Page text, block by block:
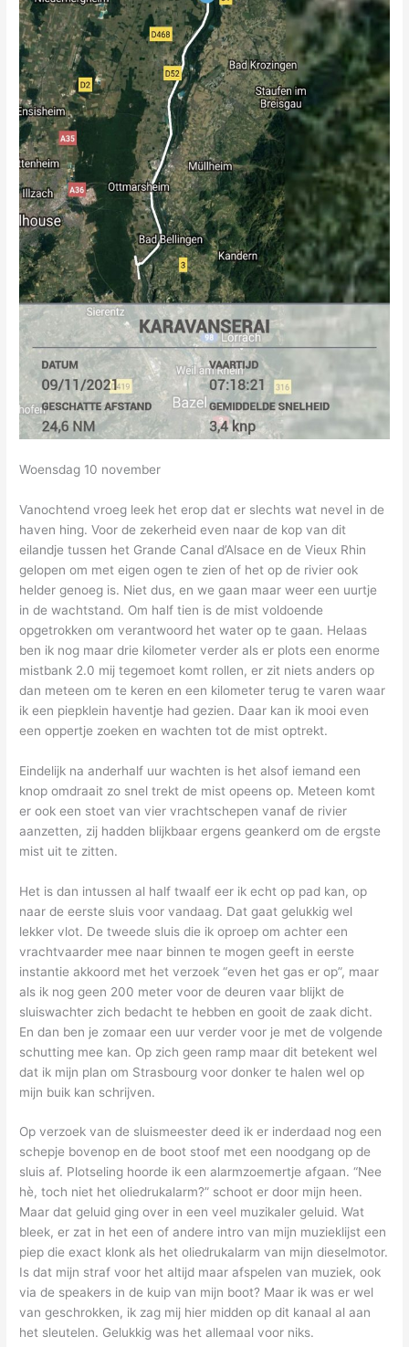
Woensdag 10 november
Vanochtend vroeg leek het erop dat er slechts wat nevel in de
haven hing. Voor de zekerheid even naar de kop van dit
eilandje tussen het Grande Canal d’Alsace en de Vieux Rhin
gelopen om met eigen ogen te zien of het op de rivier ook
helder genoeg is. Niet dus, en we gaan maar weer een uurtje
in de wachtstand. Om half tien is de mist voldoende
opgetrokken om verantwoord het water op te gaan. Helaas
ben ik nog maar drie kilometer verder als er plots een enorme
mistbank 2.0 mij tegemoet komt rollen, er zit niets anders op
dan meteen om te keren en een kilometer terug te varen waar
ik een piepklein haventje had gezien. Daar kan ik mooi even
een oppertje zoeken en wachten tot de mist optrekt.
Eindelijk na anderhalf uur wachten is het alsof iemand een
knop omdraait zo snel trekt de mist opeens op. Meteen komt
er ook een stoet van vier vrachtschepen vanaf de rivier
aanzetten, zij hadden blijkbaar ergens geankerd om de ergste
mist uit te zitten.
Het is dan intussen al half twaalf eer ik echt op pad kan, op
naar de eerste sluis voor vandaag. Dat gaat gelukkig wel
lekker vlot. De tweede sluis die ik oproep om achter een
vrachtvaarder mee naar binnen te mogen geeft in eerste
instantie akkoord met het verzoek “even het gas er op”, maar
als ik nog geen 200 meter voor de deuren vaar blijkt de
sluiswachter zich bedacht te hebben en gooit de zaak dicht.
En dan ben je zomaar een uur verder voor je met de volgende
schutting mee kan. Op zich geen ramp maar dit betekent wel
dat ik mijn plan om Strasbourg voor donker te halen wel op
mijn buik kan schrijven.
Op verzoek van de sluismeester deed ik er inderdaad nog een
schepje bovenop en de boot stoof met een noodgang op de
sluis af. Plotseling hoorde ik een alarmzoemertje afgaan. “Nee
hè, toch niet het oliedrukalarm?” schoot er door mijn heen.
Maar dat geluid ging over in een veel muzikaler geluid. Wat
bleek, er zat in het een of andere intro van mijn muzieklijst een
piep die exact klonk als het oliedrukalarm van mijn dieselmotor.
Is dat mijn straf voor het altijd maar afspelen van muziek, ook
via de speakers in de kuip van mijn boot? Maar ik was er wel
van geschrokken, ik zag mij hier midden op dit kanaal al aan
het sleutelen. Gelukkig was het allemaal voor niks.